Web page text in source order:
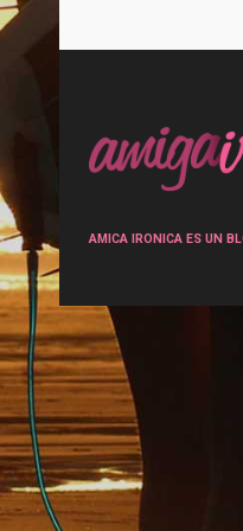
AMICA IRONICA ES UN